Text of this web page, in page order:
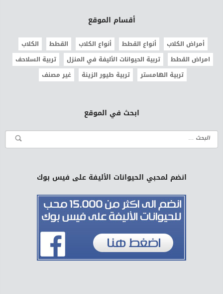
أقسام الموقع
أمراض الكلاب أنواع القطط أنواع الكلاب القطط
الكلاب
امراض القطط
تربية الحيوانات الأليفة في المنزل
تربية السلاحف
تربية الهامستر
تربية طيور الزينة غير مصنف
ابحث في الموقع
انضم لمحبي الحيوانات الأليفة على فيس بوك